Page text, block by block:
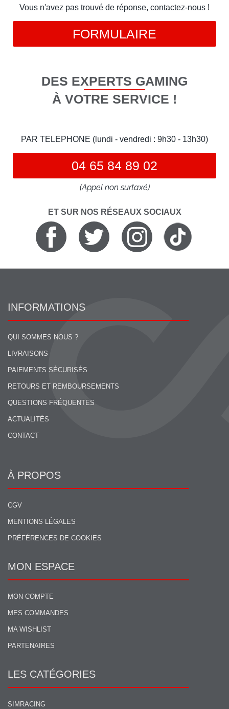
Vous n'avez pas trouvé de réponse, contactez-nous !
FORMULAIRE
DES EXPERTS GAMING
À VOTRE SERVICE !
PAR TELEPHONE (lundi - vendredi : 9h30 - 13h30)
04 65 84 89 02
(Appel non surtaxé)
ET SUR NOS RÉSEAUX SOCIAUX
INFORMATIONS
QUI SOMMES NOUS ?
LIVRAISONS
PAIEMENTS SÉCURISÉS
RETOURS ET REMBOURSEMENTS
QUESTIONS FRÉQUENTES
ACTUALITÉS
CONTACT
À PROPOS
CGV
MENTIONS LÉGALES
PRÉFÉRENCES DE COOKIES
MON ESPACE
MON COMPTE
MES COMMANDES
MA WISHLIST
PARTENAIRES
LES CATÉGORIES
SIMRACING